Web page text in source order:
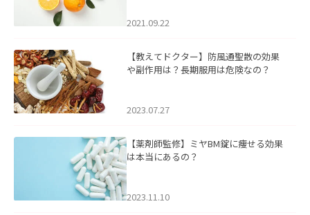
2021.09.22
【教えてドクター】防風通聖散の効果
や副作用は？長期服用は危険なの？
2023.07.27
【薬剤師監修】ミヤBM錠に痩せる効果
は本当にあるの？
2023.11.10